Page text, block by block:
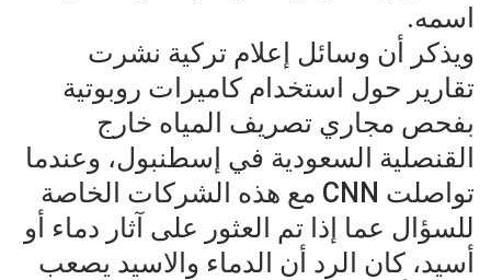
اسمه.
ويذكر أن وسائل إعلام تركية نشرت
تقارير حول استخدام كاميرات روبوتية
بفحص مجاري تصريف المياه خارج
القنصلية السعودية في إسطنبول، وعندما
تواصلت CNN مع هذه الشركات الخاصة
للسؤال عما إذا تم العثور على آثار دماء أو
أسيد، كان الرد أن الدماء والاسيد يصعب